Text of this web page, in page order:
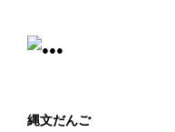
縄文だんご